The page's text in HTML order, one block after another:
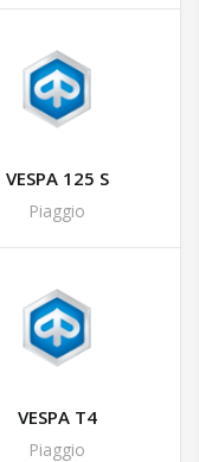
VESPA 125 S
Piaggio
VESPA T4
Piaggio